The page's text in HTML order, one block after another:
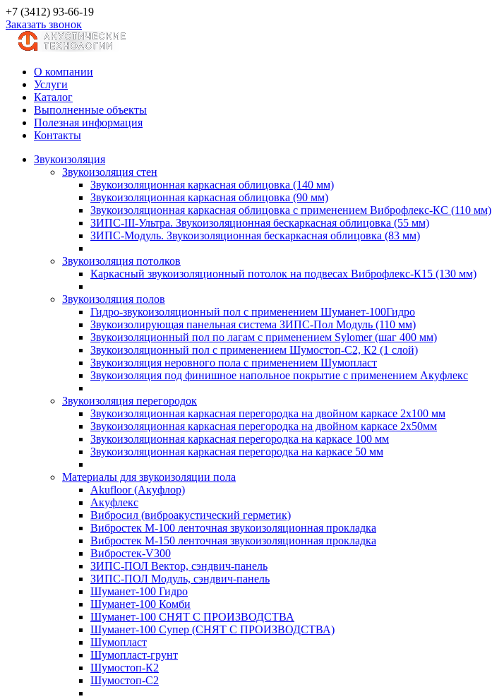
+7 (3412) 93-66-19
Заказать звонок
О компании
Услуги
Каталог
Выполненные объекты
Полезная информация
Контакты
Звукоизоляция
Звукоизоляция стен
Звукоизоляционная каркасная облицовка (140 мм)
Звукоизоляционная каркасная облицовка (90 мм)
Звукоизоляционная каркасная облицовка с применением Виброфлекс-КС (110 мм)
ЗИПС-III-Ультра. Звукоизоляционная бескаркасная облицовка (55 мм)
ЗИПС-Модуль. Звукоизоляционная бескаркасная облицовка (83 мм)
Звукоизоляция потолков
Каркасный звукоизоляционный потолок на подвесах Виброфлекс-К15 (130 мм)
Звукоизоляция полов
Гидро-звукоизоляционный пол с применением Шуманет-100Гидро
Звукоизолирующая панельная система ЗИПС-Пол Модуль (110 мм)
Звукоизоляционный пол по лагам с применением Sylomer (шаг 400 мм)
Звукоизоляционный пол с применением Шумостоп-С2, К2 (1 слой)
Звукоизоляция неровного пола с применением Шумопласт
Звукоизоляция под финишное напольное покрытие с применением Акуфлекс
Звукоизоляция перегородок
Звукоизоляционная каркасная перегородка на двойном каркасе 2х100 мм
Звукоизоляционная каркасная перегородка на двойном каркасе 2х50мм
Звукоизоляционная каркасная перегородка на каркасе 100 мм
Звукоизоляционная каркасная перегородка на каркасе 50 мм
Материалы для звукоизоляции пола
Akufloor (Акуфлор)
Акуфлекс
Вибросил (виброакустический герметик)
Вибростек М-100 ленточная звукоизоляционная прокладка
Вибростек М-150 ленточная звукоизоляционная прокладка
Вибростек-V300
ЗИПС-ПОЛ Вектор, сэндвич-панель
ЗИПС-ПОЛ Модуль, сэндвич-панель
Шуманет-100 Гидро
Шуманет-100 Комби
Шуманет-100 СНЯТ С ПРОИЗВОДСТВА
Шуманет-100 Супер (СНЯТ С ПРОИЗВОДСТВА)
Шумопласт
Шумопласт-грунт
Шумостоп-К2
Шумостоп-С2